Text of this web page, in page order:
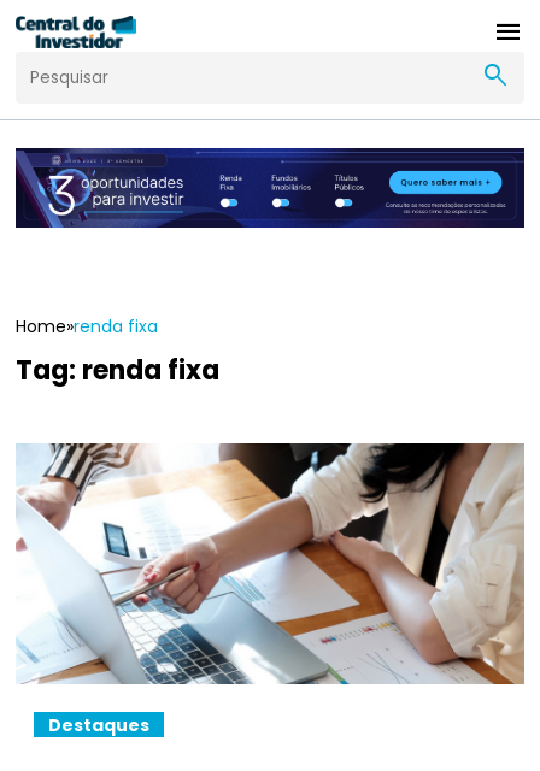
menu
search
Home»renda fixa
Tag: renda fixa
Destaques